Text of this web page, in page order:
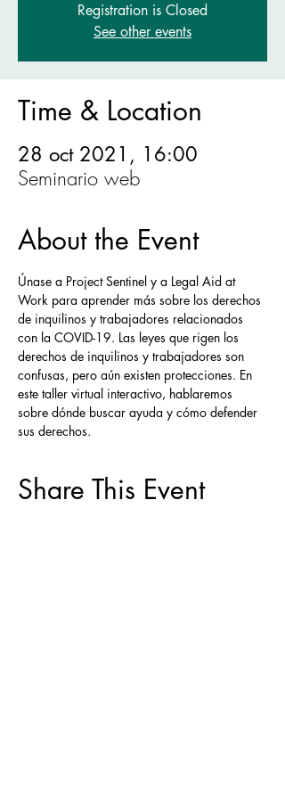
Registration is Closed
See other events
Time & Location
28 oct 2021, 16:00
Seminario web
About the Event
Únase a Project Sentinel y a Legal Aid at
Work para aprender más sobre los derechos
de inquilinos y trabajadores relacionados
con la COVID-19. Las leyes que rigen los
derechos de inquilinos y trabajadores son
confusas, pero aún existen protecciones. En
este taller virtual interactivo, hablaremos
sobre dónde buscar ayuda y cómo defender
sus derechos.
Share This Event